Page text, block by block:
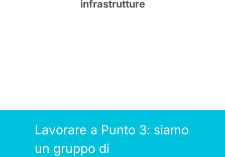
infrastrutture
Lavorare a Punto 3: siamo
un gruppo di